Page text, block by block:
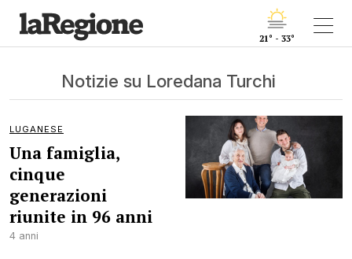
21° - 33°
Notizie su Loredana Turchi
LUGANESE
Una famiglia,
cinque
generazioni
riunite in 96 anni
4 anni